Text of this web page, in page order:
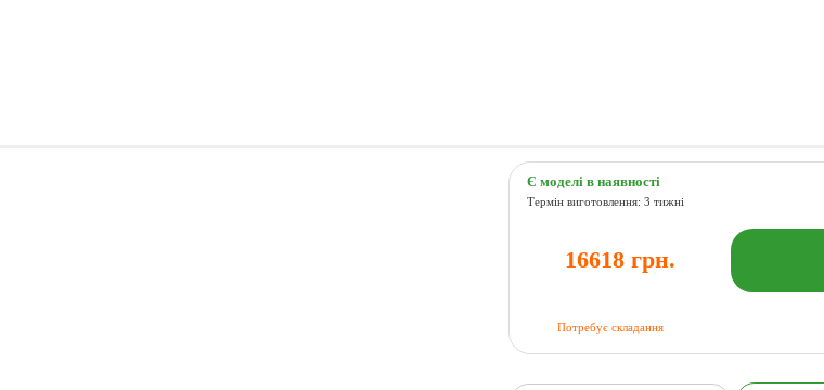
Є моделі в наявності
Термін виготовлення: 3 тижні
16618 грн.
Потребує складання